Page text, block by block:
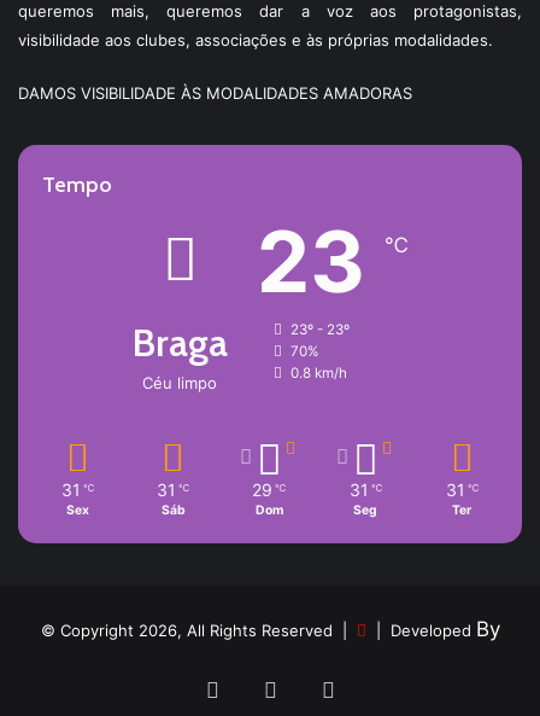
queremos mais, queremos dar a voz aos protagonistas,
visibilidade aos clubes, associações e às próprias modalidades.
DAMOS VISIBILIDADE ÀS MODALIDADES AMADORAS
Tempo
Braga
Céu limpo
23 ℃
23º - 23º
70%
0.8 km/h
31 ℃
Sex
31 ℃
Sáb
29 ℃
Dom
31 ℃
Seg
31 ℃
Ter
© Copyright 2026, All Rights Reserved | | Developed By
FacebookYouTube